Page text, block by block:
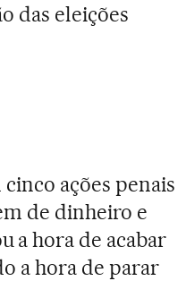
das eleições
ações penais
de dinheiro e
a hora de acabar
a hora de parar